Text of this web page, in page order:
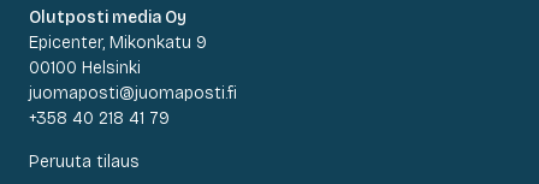
Olutposti media Oy
Epicenter, Mikonkatu 9
00100 Helsinki
juomaposti@juomaposti.fi
+358 40 218 41 79
Peruuta tilaus